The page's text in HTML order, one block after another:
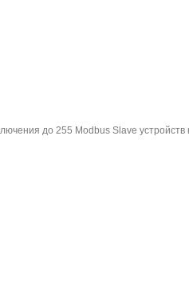
до 255 Modbus Slave